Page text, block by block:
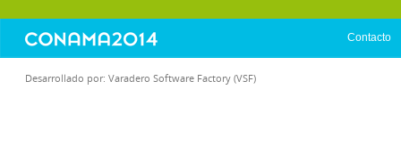
Contacto
Desarrollado por: Varadero Software Factory (VSF)